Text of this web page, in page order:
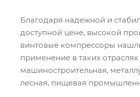
Благодаря надежной и
доступной цене, высокой
винтовые компрессоры
применение в таких
машиностроительная,
лесная, пищевая